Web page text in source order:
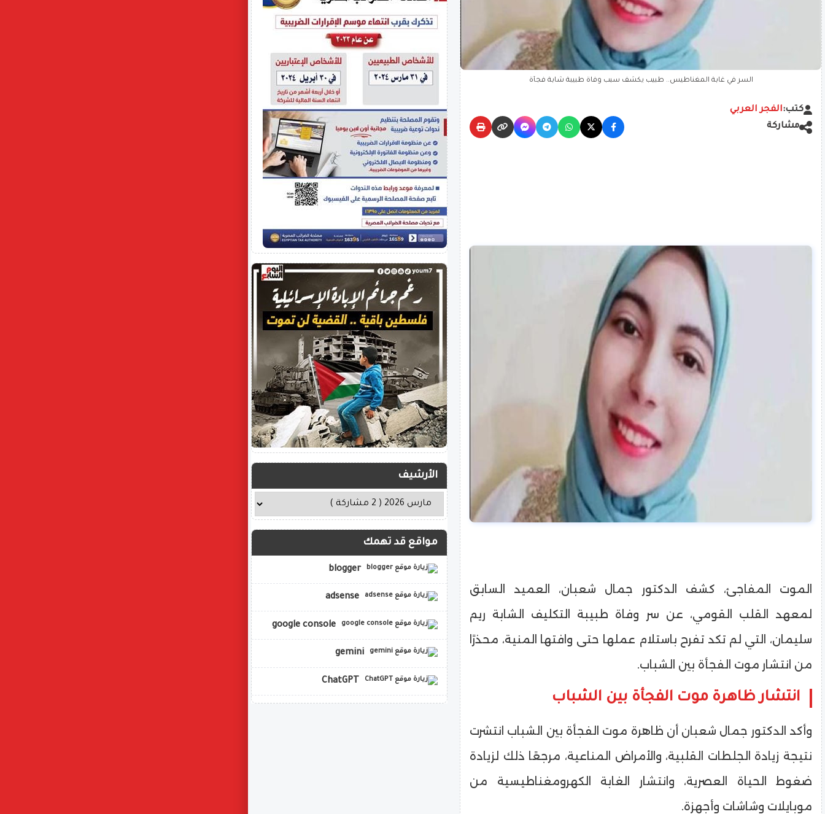
السر في غابة المغناطيس.. طبيب يكشف سبب وفاة طبيبة شابة فجأة
كتب:الفجر العربي
مشاركة
الموت المفاجئ، كشف الدكتور جمال شعبان، العميد السابق
لمعهد القلب القومي، عن سر وفاة طبيبة التكليف الشابة ريم
سليمان، التي لم تكد تفرح باستلام عملها حتى وافتها المنية، محذرًا
من انتشار موت الفجأة بين الشباب.
انتشار ظاهرة موت الفجأة بين الشباب
وأكد الدكتور جمال شعبان أن ظاهرة موت الفجأة بين الشباب انتشرت
نتيجة زيادة الجلطات القلبية، والأمراض المناعية، مرجعًا ذلك لزيادة
ضغوط الحياة العصرية، وانتشار الغابة الكهرومغناطيسية من
موبايلات وشاشات وأجهزة.
الأرشيف
مواقع قد تهمك
blogger